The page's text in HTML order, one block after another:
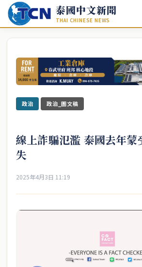
泰國中文新聞
THAI CHINESE NEWS
政治 政治_圖文稿
線上詐騙氾濫 泰國去年蒙
失
2025年4月3日 11:19